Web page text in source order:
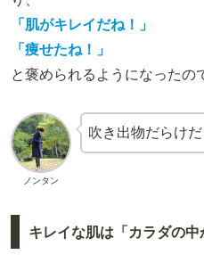
「肌がキレイだね！」
「痩せたね！」
と褒められるようになったの
ノンタン
吹き出物だらけ
キレイな肌は「カラダの中